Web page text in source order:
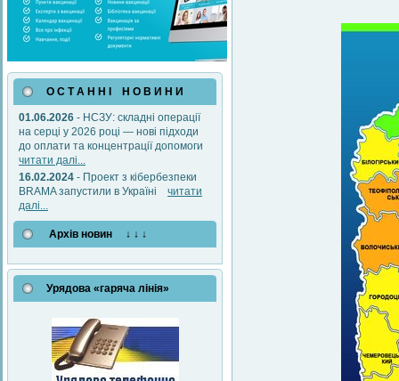
О С Т А Н Н І Н О В И Н И
01.06.2026 - НСЗУ: складні операції
на серці у 2026 році — нові підходи
до оплати та концентрації допомоги
читати далі...
16.02.2024 - Проект з кібербезпеки
BRAMA запустили в Україні читати
далі...
Архів новин ↓ ↓ ↓
Урядова «гаряча лінія»